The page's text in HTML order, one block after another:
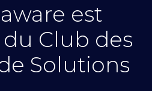
est
Club des
Solutions